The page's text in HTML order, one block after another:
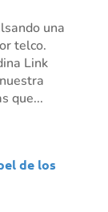
una
telco.
Link
que...
de los